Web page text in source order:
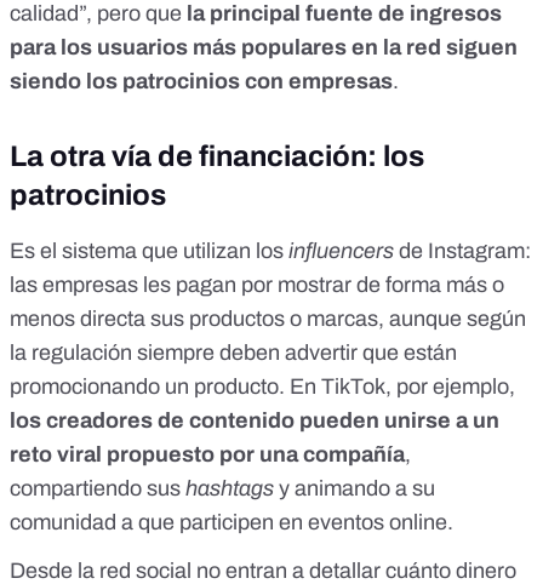
calidad”, pero que la principal fuente de ingresos
para los usuarios más populares en la red siguen
siendo los patrocinios con empresas.
La otra vía de financiación: los
patrocinios
Es el sistema que utilizan los influencers de Instagram:
las empresas les pagan por mostrar de forma más o
menos directa sus productos o marcas, aunque según
la regulación siempre deben advertir que están
promocionando un producto. En TikTok, por ejemplo,
los creadores de contenido pueden unirse a un
reto viral propuesto por una compañía,
compartiendo sus hashtags y animando a su
comunidad a que participen en eventos online.
Desde la red social no entran a detallar cuánto dinero